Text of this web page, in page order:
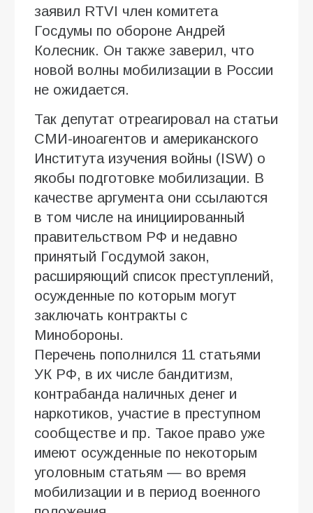
заявил RTVI член комитета
Госдумы по обороне Андрей
Колесник. Он также заверил, что
новой волны мобилизации в России
не ожидается.
Так депутат отреагировал на статьи
СМИ-иноагентов и американского
Института изучения войны (ISW) о
якобы подготовке мобилизации. В
качестве аргумента они ссылаются
в том числе на инициированный
правительством РФ и недавно
принятый Госдумой закон,
расширяющий список преступлений,
осужденные по которым могут
заключать контракты с
Минобороны.
Перечень пополнился 11 статьями
УК РФ, в их числе бандитизм,
контрабанда наличных денег и
наркотиков, участие в преступном
сообществе и пр. Такое право уже
имеют осужденные по некоторым
уголовным статьям — во время
мобилизации и в период военного